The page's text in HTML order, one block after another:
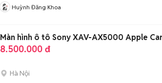
Huỳnh Đăng Khoa
Màn hình ô tô Sony XAV-AX5000 Apple
8.500.000 đ
Hà Nội